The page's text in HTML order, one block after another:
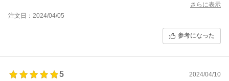
さらに表示
注文日：2024/04/05
参考になった
5
2024/04/10